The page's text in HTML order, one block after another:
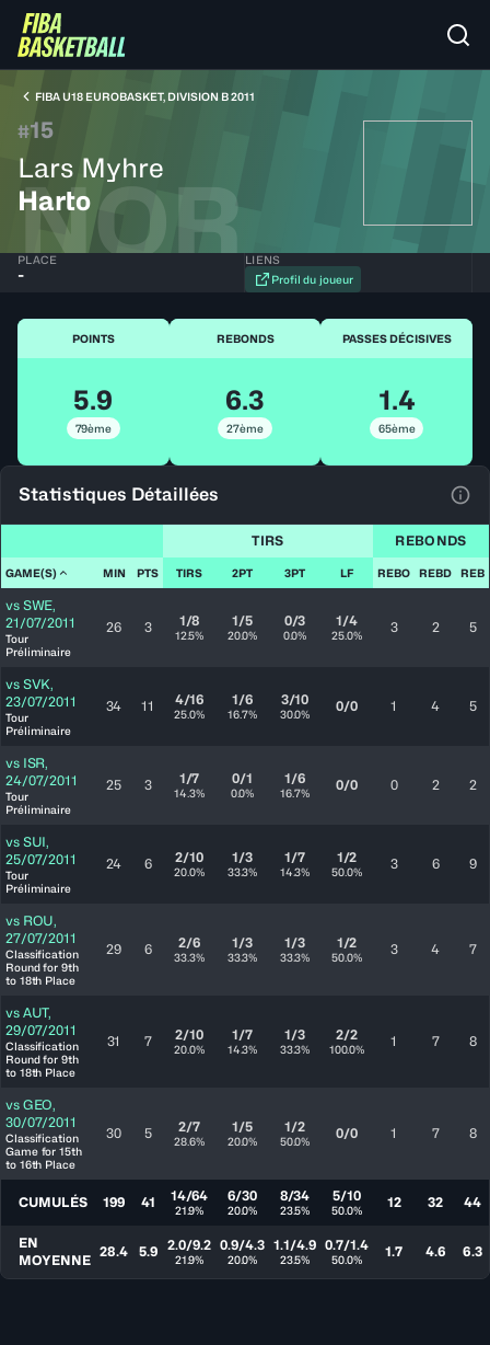
FIBA U18 EUROBASKET, DIVISION B 2011
#15
Lars Myhre
Harto
NOR
PLACE
-
LIENS
Profil du joueur
POINTS
5.9
79ème
REBONDS
6.3
27ème
PASSES DÉCISIVES
1.4
65ème
Statistiques Détaillées
TIRS REBONDS
GAME(S) MIN PTS TIRS 2PT 3PT LF REBO REBD REB
vs SWE,
21/07/2011
Tour
Préliminaire
26 3 1/8
12.5%
1/5
20.0%
0/3
0.0%
1/4
25.0% 3 2 5
vs SVK,
23/07/2011
Tour
Préliminaire
34 11 4/16
25.0%
1/6
16.7%
3/10
30.0% 0/0 1 4 5
vs ISR,
24/07/2011
Tour
Préliminaire
25 3 1/7
14.3%
0/1
0.0%
1/6
16.7% 0/0 0 2 2
vs SUI,
25/07/2011
Tour
Préliminaire
24 6 2/10
20.0%
1/3
33.3%
1/7
14.3%
1/2
50.0% 3 6 9
vs ROU,
27/07/2011
Classification
Round for 9th
to 18th Place
29 6 2/6
33.3%
1/3
33.3%
1/3
33.3%
1/2
50.0% 3 4 7
vs AUT,
29/07/2011
Classification
Round for 9th
to 18th Place
31 7 2/10
20.0%
1/7
14.3%
1/3
33.3%
2/2
100.0% 1 7 8
vs GEO,
30/07/2011
Classification
Game for 15th
to 16th Place
30 5 2/7
28.6%
1/5
20.0%
1/2
50.0% 0/0 1 7 8
CUMULÉS 199 41 14/64
21.9%
6/30
20.0%
8/34
23.5%
5/10
50.0% 12 32 44
EN
MOYENNE
28.4 5.9 2.0/9.2
21.9%
0.9/4.3
20.0%
1.1/4.9
23.5%
0.7/1.4
50.0% 1.7 4.6 6.3